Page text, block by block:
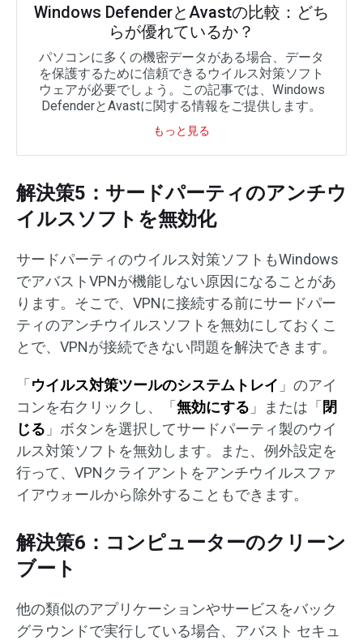
Windows DefenderとAvastの比較：どち
らが優れているか？
パソコンに多くの機密データがある場合、データ
を保護するために信頼できるウイルス対策ソフト
ウェアが必要でしょう。この記事では、Windows
DefenderとAvastに関する情報をご提供します。
もっと見る
解決策5：サードパーティのアンチウ
イルスソフトを無効化
サードパーティのウイルス対策ソフトもWindows
でアバストVPNが機能しない原因になることがあ
ります。そこで、VPNに接続する前にサードパー
ティのアンチウイルスソフトを無効にしておくこ
とで、VPNが接続できない問題を解決できます。
「ウイルス対策ツールのシステムトレイ 」のアイ
コンを右クリックし、「無効にする 」または「閉
じる 」ボタンを選択してサードパーティ製のウイ
ルス対策ソフトを無効します。また、例外設定を
行って、VPNクライアントをアンチウイルスファ
イアウォールから除外することもできます。
解決策6：コンピューターのクリーン
ブート
他の類似のアプリケーションやサービスをバック
グラウンドで実行している場合、アバスト セキュ